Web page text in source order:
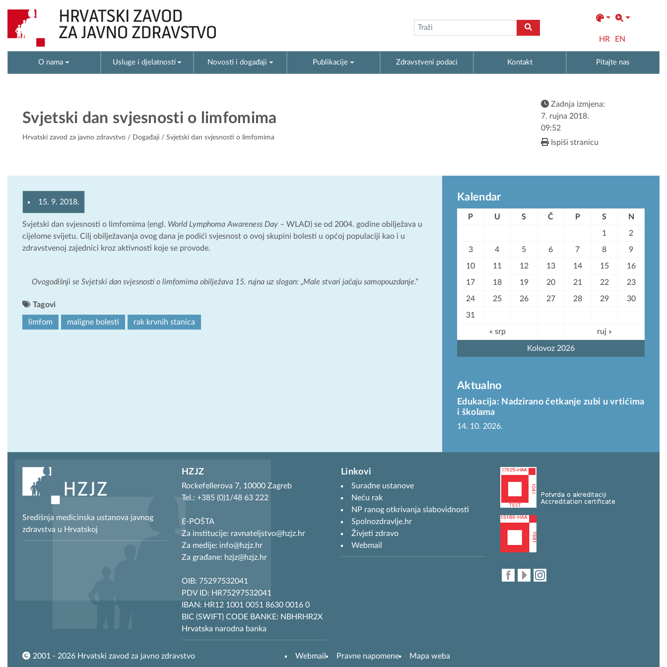
HR EN
O nama Usluge i djelatnosti Novosti i događaji Publikacije Zdravstveni podaci Kontakt Pitajte nas
Svjetski dan svjesnosti o limfomima
Hrvatski zavod za javno zdravstvo / Događaji / Svjetski dan svjesnosti o limfomima
Zadnja izmjena:
7. rujna 2018.
09:52
Ispiši stranicu
15. 9. 2018.
Svjetski dan svjesnosti o limfomima (engl. World Lymphoma Awareness Day – WLAD) se od 2004. godine obilježava u
cijelome svijetu. Cilj obilježavanja ovog dana je podići svjesnost o ovoj skupini bolesti u općoj populaciji kao i u
zdravstvenoj zajednici kroz aktivnosti koje se provode.
Ovogodišnji se Svjetski dan svjesnosti o limfomima obilježava 15. rujna uz slogan: „Male stvari jačaju samopouzdanje.“
Tagovi
limfom maligne bolesti rak krvnih stanica
Kalendar
Kolovoz 2026
P U S Č P S N
1 2
3 4 5 6 7 8 9
10 11 12 13 14 15 16
17 18 19 20 21 22 23
24 25 26 27 28 29 30
31
« srp ruj »
Aktualno
Edukacija: Nadzirano četkanje zubi u vrtićima
i školama
14. 10. 2026.
Središnja medicinska ustanova javnog
zdravstva u Hrvatskoj
HZJZ
Rockefellerova 7, 10000 Zagreb
Tel.: +385 (0)1/48 63 222
E-POŠTA
Za institucije: ravnateljstvo@hzjz.hr
Za medije: info@hzjz.hr
Za građane: hzjz@hzjz.hr
OIB: 75297532041
PDV ID: HR75297532041
IBAN: HR12 1001 0051 8630 0016 0
BIC (SWIFT) CODE BANKE: NBHRHR2X
Hrvatska narodna banka
Linkovi
Suradne ustanove
Neću rak
NP ranog otkrivanja slabovidnosti
Spolnozdravlje.hr
Živjeti zdravo
Webmail
2001 - 2026 Hrvatski zavod za javno zdravstvo Webmail Pravne napomene Mapa weba